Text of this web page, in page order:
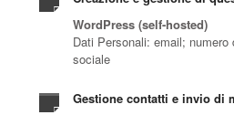
WordPress (self-hosted)
Dati Personali: email; numero
sociale
Gestione contatti e invio di